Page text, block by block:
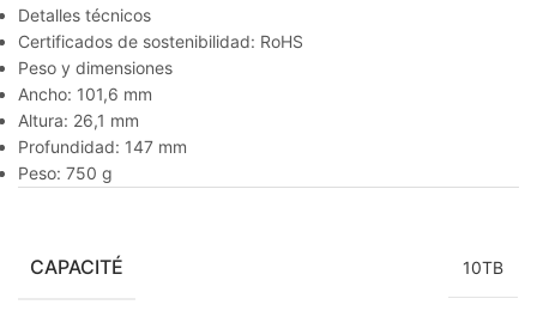
Detalles técnicos
Certificados de sostenibilidad: RoHS
Peso y dimensiones
Ancho: 101,6 mm
Altura: 26,1 mm
Profundidad: 147 mm
Peso: 750 g
CAPACITÉ 10TB